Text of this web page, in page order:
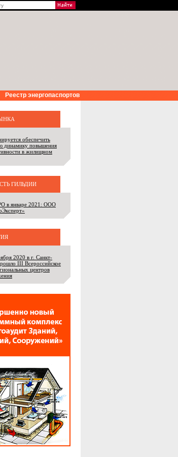
Реестр энергопаспортов
обеспечить
динамику повышения
в жилищном
ГИЛЬДИИ
в январе 2021: ООО
2020 в г. Санкт-
III Всероссийское
центров